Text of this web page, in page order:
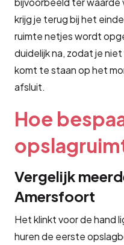
krijg je terug bij het
ruimte netjes wordt
duidelijk na, zodat je
komt te staan op het
afsluit.
Hoe
Vergelijk
Amersfoort
Het klinkt voor de hand
huren de eerste